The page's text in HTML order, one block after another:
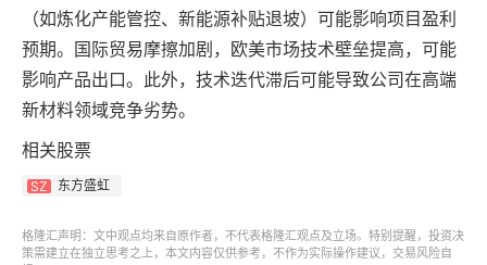
（如炼化产能管控、新能源补贴退坡）可能影响项目盈利
预期。国际贸易摩擦加剧，欧美市场技术壁垒提高，可能
影响产品出口。此外，技术迭代滞后可能导致公司在高端
新材料领域竞争劣势。
相关股票
SZ 东方盛虹
格隆汇声明：文中观点均来自原作者，不代表格隆汇观点及立场。特别提醒，投资决
策需建立在独立思考之上，本文内容仅供参考，不作为实际操作建议，交易风险自